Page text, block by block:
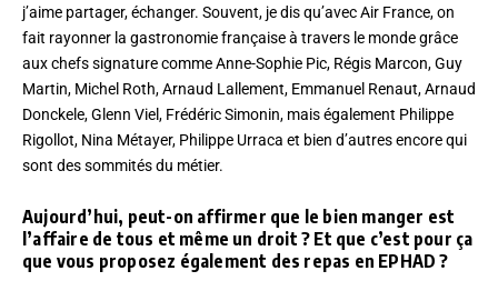
j’aime partager, échanger. Souvent, je dis qu’avec Air France, on
fait rayonner la gastronomie française à travers le monde grâce
aux chefs signature comme Anne-Sophie Pic, Régis Marcon, Guy
Martin, Michel Roth, Arnaud Lallement, Emmanuel Renaut, Arnaud
Donckele, Glenn Viel, Frédéric Simonin, mais également Philippe
Rigollot, Nina Métayer, Philippe Urraca et bien d’autres encore qui
sont des sommités du métier.
Aujourd’hui, peut-on affirmer que le bien manger est
l’affaire de tous et même un droit ? Et que c’est pour ça
que vous proposez également des repas en EPHAD ?